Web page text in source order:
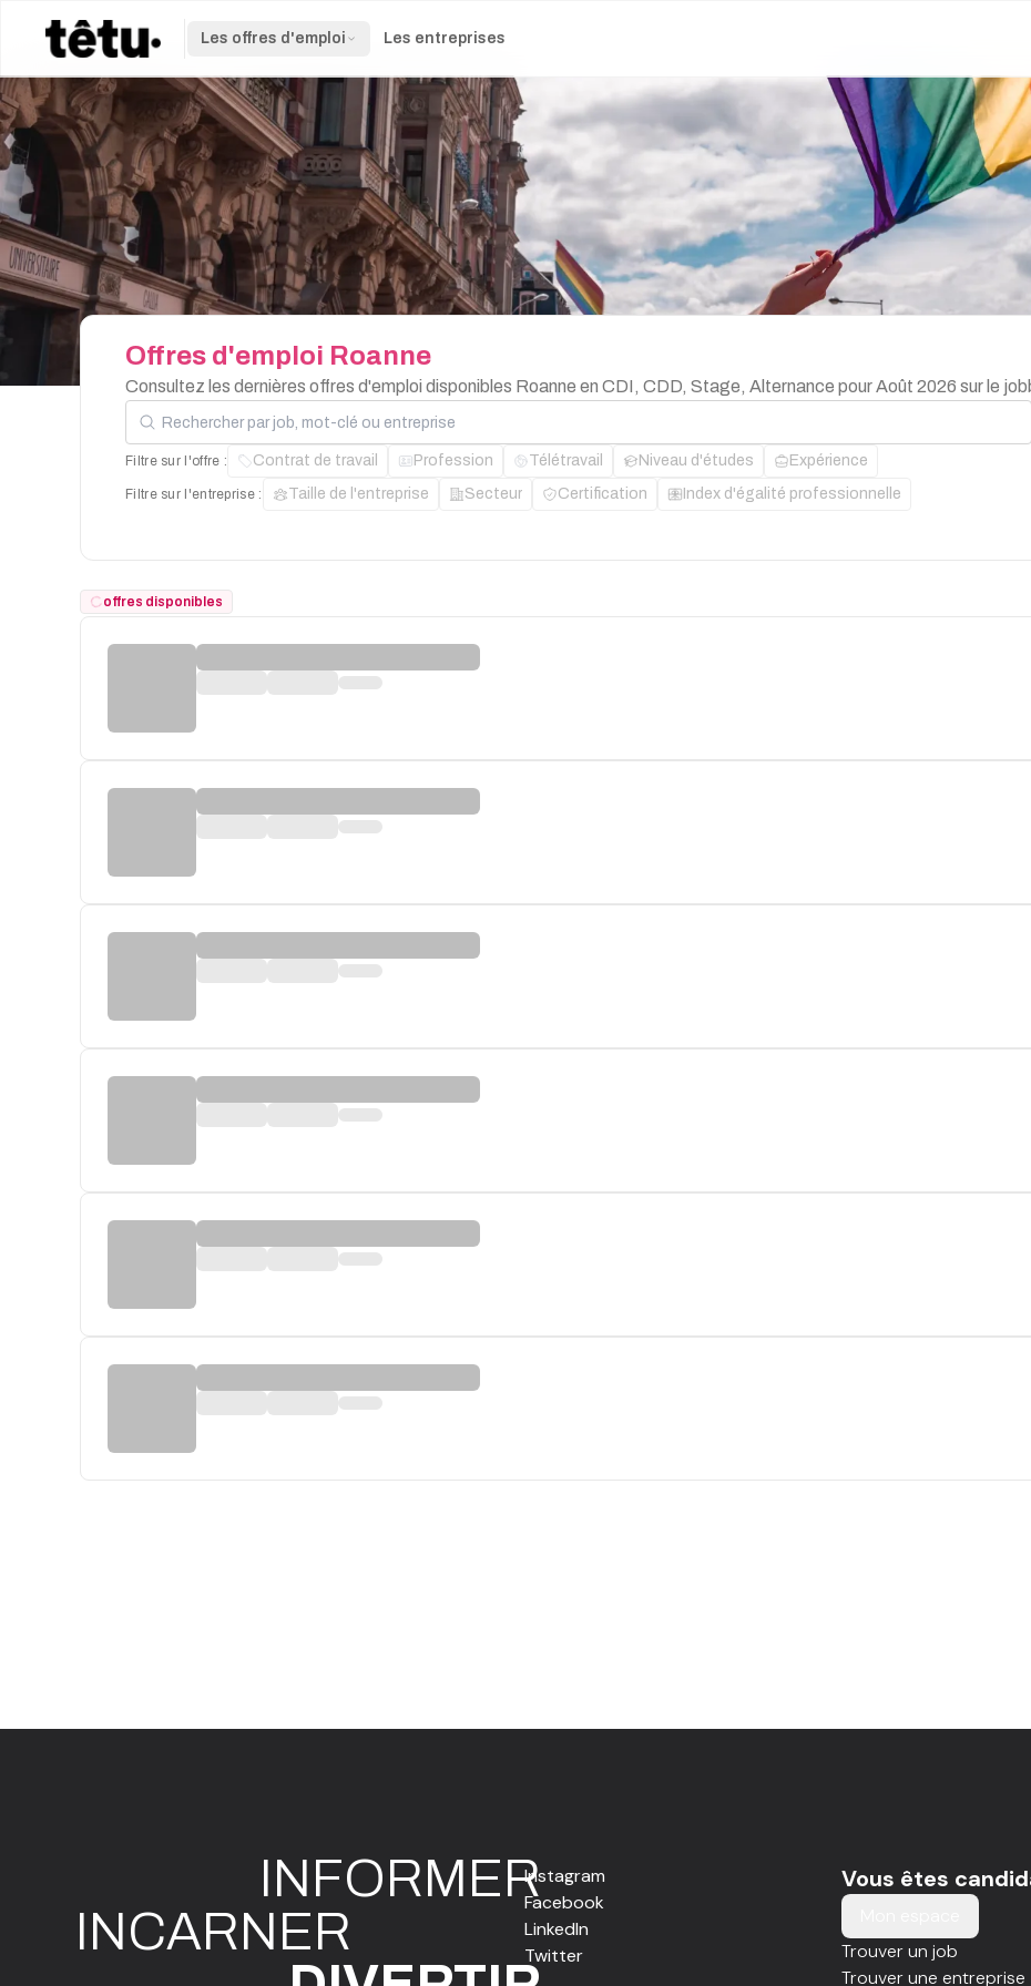
Les offres d'emploi Les entreprises
Offres d'emploi Roanne
Consultez les dernières offres d'emploi disponibles Roanne en CDI, CDD, Stage, Alternance pour Août 2026 sur le
Rechercher par job, mot-clé ou entreprise
Filtre sur l'offre : Contrat de travail Profession Télétravail Niveau d'études Expérience
Filtre sur l'entreprise : Taille de l'entreprise Secteur Certification Index d'égalité professionnelle
offres disponibles
INFORMER
INCARNER
Instagram
Facebook
LinkedIn
Twitter
Vous êtes
Trouver un job
Trouver une entreprise